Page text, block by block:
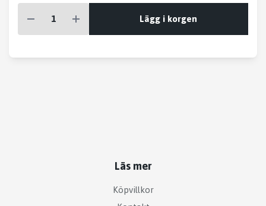
Lägg i korgen
Läs mer
Köpvillkor